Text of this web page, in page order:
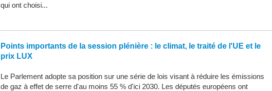
qui ont choisi...
Points importants de la session plénière : le climat, le traité de l'UE et le
prix LUX
Le Parlement adopte sa position sur une série de lois visant à réduire les émissions
de gaz à effet de serre d'au moins 55 % d'ici 2030. Les députés européens ont